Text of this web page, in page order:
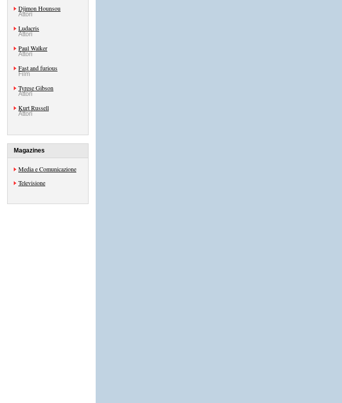
Djimon Hounsou
Attori
Ludacris
Attori
Paul Walker
Attori
Fast and furious
Film
Tyrese Gibson
Attori
Kurt Russell
Attori
Magazines
Media e Comunicazione
Televisione